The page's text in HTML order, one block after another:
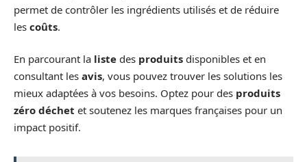
permet de contrôler les ingrédients utilisés et de réduire
les coûts.
En parcourant la liste des produits disponibles et en
consultant les avis, vous pouvez trouver les solutions les
mieux adaptées à vos besoins. Optez pour des produits
zéro déchet et soutenez les marques françaises pour un
impact positif.